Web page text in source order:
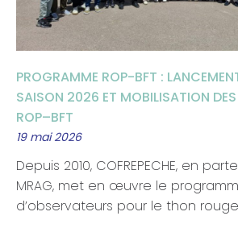
PROGRAMME ROP-BFT :
SAISON 2026 ET MOBILISATION
ROP–BFT
19 mai 2026
Depuis 2010, COFREPECHE, en
MRAG, met en œuvre le
d’observateurs pour le thon